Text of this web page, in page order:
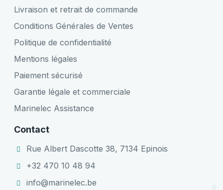
Livraison et retrait de commande
Conditions Générales de Ventes
Politique de confidentialité
Mentions légales
Paiement sécurisé
Garantie légale et commerciale
Marinelec Assistance
Contact
Rue Albert Dascotte 38, 7134 Epinois
+32 470 10 48 94
info@marinelec.be